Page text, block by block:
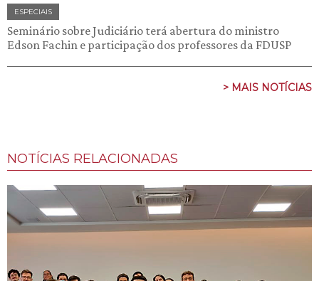
ESPECIAIS
Seminário sobre Judiciário terá abertura do ministro
Edson Fachin e participação dos professores da FDUSP
> MAIS NOTÍCIAS
NOTÍCIAS RELACIONADAS